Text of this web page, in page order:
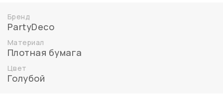
Бренд
PartyDeco
Материал
Плотная бумага
Цвет
Голубой